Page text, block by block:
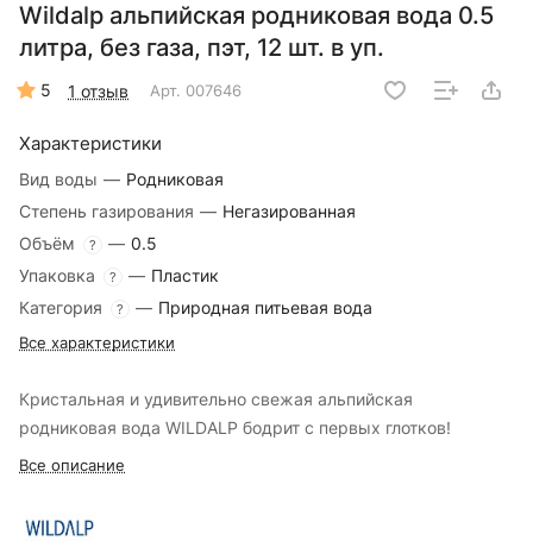
Wildalp альпийская родниковая вода 0.5
литра, без газа, пэт, 12 шт. в уп.
5 1 отзыв Арт. 007646
Характеристики
Вид воды — Родниковая
Степень газирования — Негазированная
Объём
? — 0.5
Упаковка
? — Пластик
Категория
? — Природная питьевая вода
Все характеристики
Кристальная и удивительно свежая альпийская
родниковая вода WILDALP бодрит с первых глотков!
Все описание